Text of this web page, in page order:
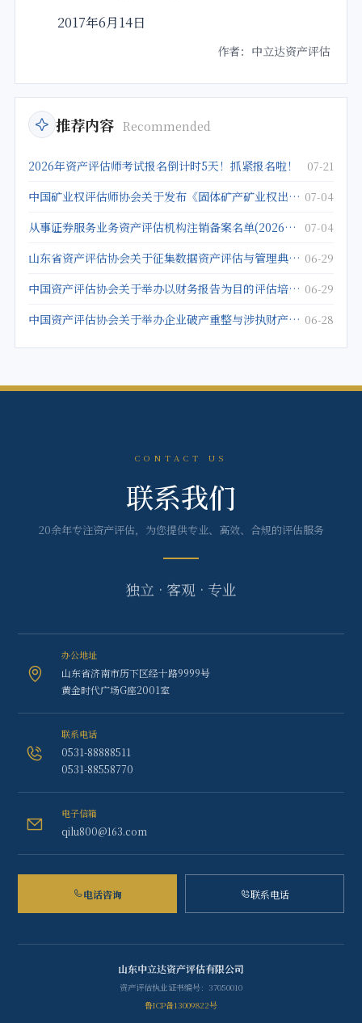
2017年6月14日
作者：中立达资产评估
推荐内容 Recommended
2026年资产评估师考试报名倒计时5天！抓紧报名啦！ 07-21
中国矿业权评估师协会关于发布《固体矿产矿业权出让底价评估应用指南》的公告 07-04
从事证券服务业务资产评估机构注销备案名单(2026年5月25日) 07-04
山东省资产评估协会关于征集数据资产评估与管理典型案例的通知 06-29
中国资产评估协会关于举办以财务报告为目的评估培训班的通知 06-29
中国资产评估协会关于举办企业破产重整与涉执财产评估培训班的通知 06-28
CONTACT US
联系我们
20余年专注资产评估，为您提供专业、高效、合规的评估服务
独立 · 客观 · 专业
办公地址
山东省济南市历下区经十路9999号
黄金时代广场G座2001室
联系电话
0531-88888511
0531-88558770
电子信箱
qilu800@163.com
电话咨询 联系电话
山东中立达资产评估有限公司
资产评估执业证书编号：37050010
鲁ICP备13009822号